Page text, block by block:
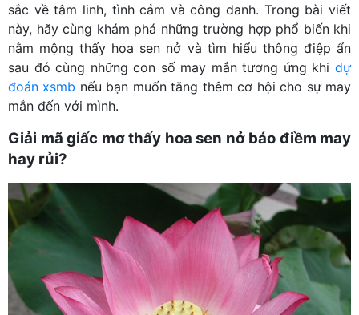
sắc về tâm linh, tình cảm và công danh. Trong bài viết
này, hãy cùng khám phá những trường hợp phổ biến khi
nằm mộng thấy hoa sen nở và tìm hiểu thông điệp ẩn
sau đó cùng những con số may mắn tương ứng khi dự
đoán xsmb nếu bạn muốn tăng thêm cơ hội cho sự may
mắn đến với mình.
Giải mã giấc mơ thấy hoa sen nở báo điềm may
hay rủi?